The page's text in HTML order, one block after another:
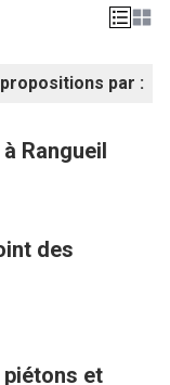
par :
Rangueil
des
et